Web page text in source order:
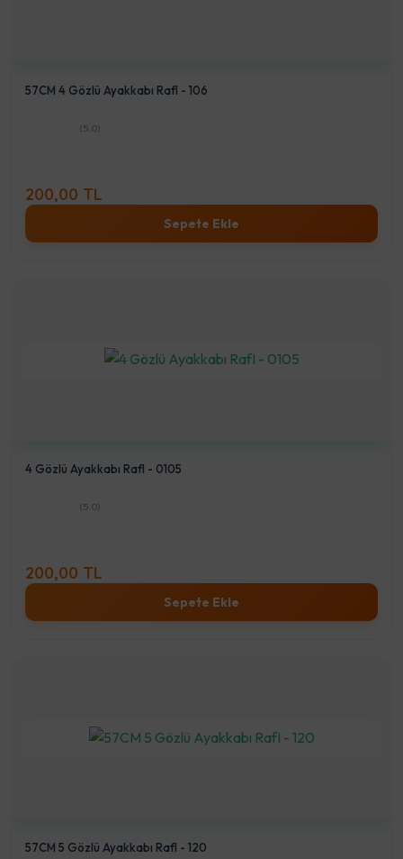
57CM 4 Gözlü Ayakkabı RafI - 106
(5.0)
200,00 TL
Sepete Ekle
4 Gözlü Ayakkabı RafI - 0105
(5.0)
200,00 TL
Sepete Ekle
57CM 5 Gözlü Ayakkabı RafI - 120